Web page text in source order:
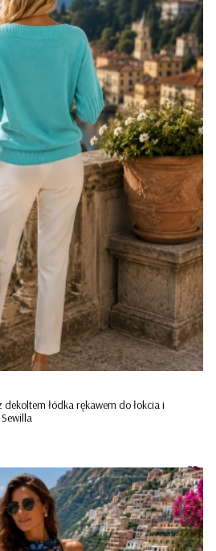
łódka rękawem do łokcia i